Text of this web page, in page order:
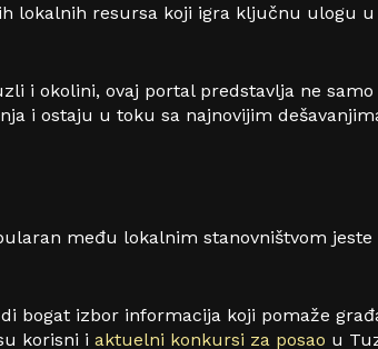
lokalnih resursa koji igra ključnu ulogu
i okolini, ovaj portal predstavlja ne
i ostaju u toku sa najnovijim
među lokalnim stanovništvom jeste
bogat izbor informacija koji pomaže
korisni i aktuelni konkursi za posao u